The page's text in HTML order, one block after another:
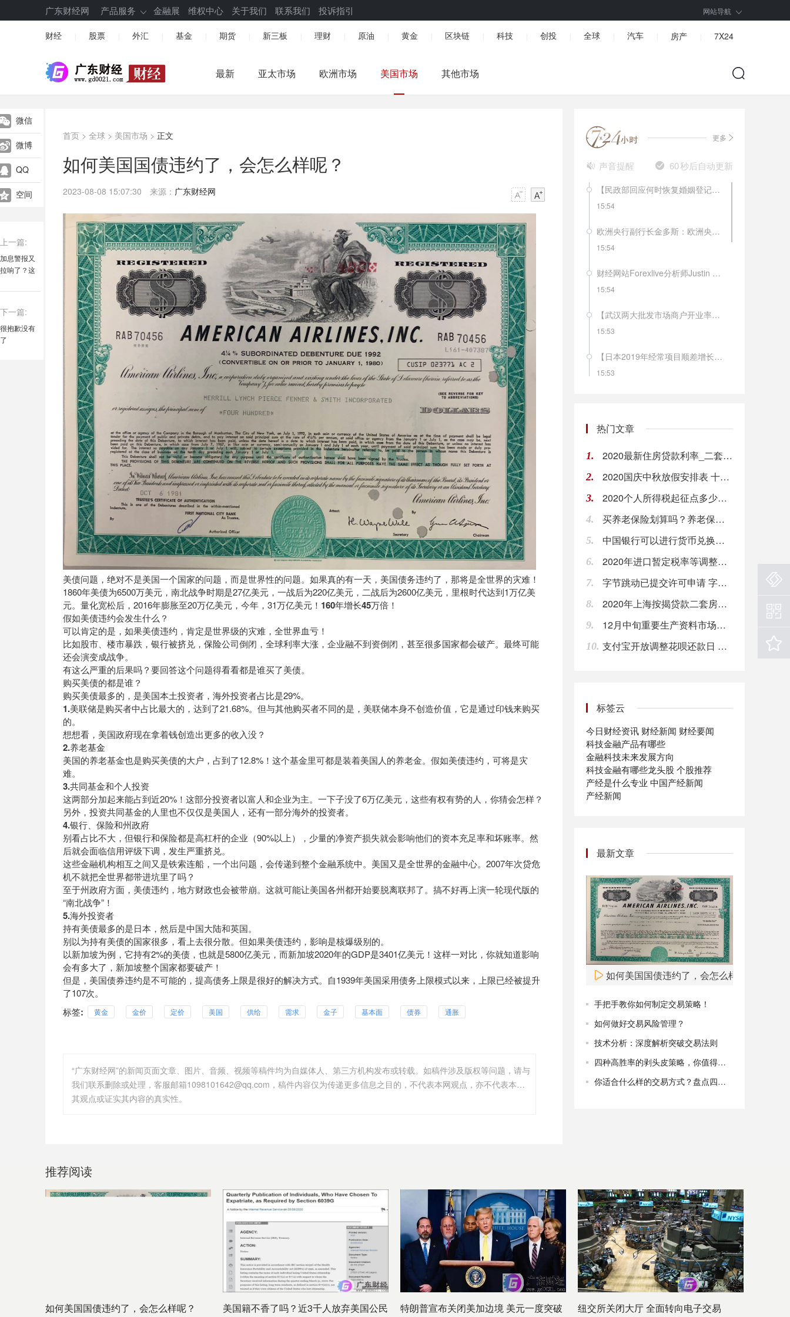
广东财经网 产品服务 金融展 维权中心 关于我们 联系我们 投诉指引 网站导航
财经 股票 外汇 基金 期货 新三板 理财 原油 黄金 区块链 科技 创投 全球 汽车 房产 7X24
最新 亚太市场 欧洲市场 美国市场 其他市场
微信
微博
QQ
空间
上一篇:
加息警报又
拉响了？这
是厄尔尼诺
下一篇:
很抱歉没有
了
首页 > 全球 > 美国市场 > 正文
如何美国国债违约了，会怎么样呢？
2023-08-08 15:07:30 来源： 广东财经网
美债问题，绝对不是美国一个国家的问题，而是世界性的问题。如果真的有一天，美国债务违约了，那将是全世界的灾难！
1860年美债为6500万美元，南北战争时期是27亿美元，一战后为220亿美元，二战后为2600亿美元，里根时代达到1万亿美
元。量化宽松后，2016年膨胀至20万亿美元，今年，31万亿美元！ 160年增长45万倍！
假如美债违约会发生什么？
可以肯定的是，如果美债违约，肯定是世界级的灾难，全世界血亏！
比如股市、楼市暴跌，银行被挤兑， 保险公司倒闭，全球利率大涨，企业融不到资倒闭，甚至很多国家都会破产。最终可能
还会演变成战争。
有这么严重的后果吗？要回答这个问题得看看都是谁买了美债。
购买美债的都是谁？
购买美债最多的，是美国本土投资者，海外投资者占比是29%。
1.美联储是购买者中占比最大的，达到了21.68%。但与其他购买者不同的是，美联储本身不创造价值，它是通过印钱来购买
的。
想想看，美国政府现在拿着钱创造出更多的收入没？
2.养老基金
美国的养老基金也是购买美债的大户，占到了12.8%！这个基金里可都是装着美国人的养老金。假如美债违约，可将是灾
难。
3.共同基金和个人投资
这两部分加起来能占到近20%！这部分投资者以富人和企业为主。一下子没了6万亿美元，这些有权有势的人，你猜会怎样？
另外，投资共同基金的人里也不仅仅是美国人，还有一部分海外的投资者。
4.银行、保险和州政府
别看占比不大，但银行和保险都是高杠杆的企业（90%以上），少量的净资产损失就会影响他们的资本充足率和坏账率。然
后就会面临信用评级下调，发生严重挤兑。
这些金融机构相互之间又是铁索连船，一个出问题，会传递到整个金融系统中。美国又是全世界的金融中心。2007年次贷危
机不就把全世界都带进坑里了吗？
至于州政府方面，美债违约，地方财政也会被带崩。这就可能让美国各州都开始要脱离联邦了。搞不好再上演一轮现代版的
“南北战争”！
5.海外投资者
持有美债最多的是日本，然后是中国大陆和英国。
别以为持有美债的国家很多，看上去很分散。但如果美债违约，影响是核爆级别的。
以新加坡为例，它持有2%的美债，也就是5800亿美元，而新加坡2020年的GDP是3401亿美元！这样一对比，你就知道影响
会有多大了，新加坡整个国家都要破产 ！
但是，美国债券违约是不可能的，提高债务上限是很好的解决方式。自1939年美国采用债务上限模式以来，上限已经被提升
了107次。
标签: 黄金 金价 定价 美国 供给 需求 金子 基本面 债券 通胀
“广东财经网”的新闻页面文章、图片、音频、视频等稿件均为自媒体人、第三方机构发布或转载。如稿件涉及版权等问题，请与
我们联系删除或处理，客服邮箱1098101642@qq.com，稿件内容仅为传递更多信息之目的，不代表本网观点，亦不代表本网站赞同
其观点或证实其内容的真实性。
更多
声音提醒 60秒后自动更新
【民政部回应何时恢复婚姻登记】民政部社会事务司二级巡视员杨宗涛表示，婚姻登记场所是人群聚集场所，部分地区暂停婚姻登记工作是对人民群众安全负责。未停止登记的地方推广用电话、网络、qq群预约登记，控制登记人数，分批分段登记，减少人员聚集和在登记机关停留时间。已停止婚姻登记地方将根据当地疫情控制情况逐渐恢复。
15:54
欧洲央行副行长金多斯：欧洲央行还没有达到逆转利率。宽松政策的副作用更明显了。
15:54
财经网站Forexlive分析师Justin Low评瑞士1月CPI月率：尽管通胀年率保持稳定，但核心通胀率有所下降，这一点令人更加担忧。这只是进一步巩固了瑞士央行维持现有货币政策不变，并可能在未来寻求更多宽松措施的观点。
15:54
【武汉两大批发市场商户开业率超过80%】商务部市场建设司司长朱小良10日称，目前武汉生活必需品供应基本正常，除冷鲜肉、鲜叶菜等少数品种存在结构性短缺外，大部分重要生活物资供应充足，未发生明显抢购或脱销断档情况。当地白沙洲和四季美两大批发市场正常营业，商户开业率超过80%，日交易量上升至3000吨以上。（国是直通车）
15:53
【日本2019年经常项目顺差增长4.4%】日本财务省10日发布的国际收支初步统计报告显示，主要受外国人入境游消费扩大影响，2019年日本经常项目顺差增长4.4%。报告显示，2019年日本经常项目顺差为20.06万亿日元（1美元约合109.8日元）。其中，商品贸易方面，由于液化天然气价格下跌等因素，进口下降5.6%至75.56万亿日元；由于汽车部件及钢铁等产品出口减少，出口下降6.3%至76.12万亿日元。货物贸易顺差减少53.8%，为5536亿日元。（新华社）
15:53
15:52
英镑兑美元GBP/USD短线走低13点，现报1.2890。
15:52
【宁德时代“供电”国产特斯拉 有望拉低售价20%】全国乘联会秘书长崔东树分析认为，“随着特斯拉国产化率提升和产能爬坡，未来特斯拉国产车型的价格下探空间还是很大的。”他预计今年下半年，国产Model 3车型的售价就有望降至25万元，降幅接近20%。（新京报）
15:51
【内蒙古：对不裁员或少裁员企业返还上年度50%失业保险费】据内蒙古新型冠状病毒肺炎疫情防控工作指挥部消息，疫情期间，内蒙古对不裁员或少裁员的企业返还上年度实际缴纳失业保险费的50%，对面临暂时性经营困难的中小企业，返还标准提高到上年度6个月企业及其职工缴纳社会保险费的50%。
15:51
【商务部：2019年服务进出口总额54152.9亿元 同比增长2.8%】商务部新闻发言人表示，2019年，在服务贸易创新发展试点等政策的激励下，我国服务贸易总体保持平稳向上态势，逆差明显下降，结构显著优化，高质量发展成效初步显现。全年服务进出口总额54152.9亿元（人民币，下同），同比增长2.8%。其中，出口总额19564.0亿元，同比增长8.9%；进口总额34588.9亿元，同比减少0.4%。（第一财经）
15:51
【振华股份：疫情导致下游客户开工推迟 产品库存上升】振华化学公告，公司目前生产经营稳定，所有产能均正常开工，原材料采购能基本满足生产需要，由于疫情导致下游客户开工推迟，公司出货量减少，产品库存有所上升。公司将根据客户需求、疫情及市场变化，适度调整生产经营策略，尽可能保持生产经营的稳定。
15:49
精测电子：与京东方集团签订了多份销售合同，合同累计金额达到6.96亿元。
17:12
17:03
热门文章
1. 2020最新住房贷款利率_二套房可以用公积金贷款吗_申请对二套房公积金流程
2. 2020国庆中秋放假安排表 十一出行省钱攻略
3. 2020个人所得税起征点多少？个人所得税如何计算
4. 买养老保险划算吗？养老保险怎么买?
5. 中国银行可以进行货币兑换吗?中国银行外币兑换流程
6. 2020年进口暂定税率等调整方案的通知 7月1日起，取消7项信息技术产品进口暂定税率
7. 字节跳动已提交许可申请 字节跳动是做什么的
8. 2020年上海按揭贷款二套房的利率是多少？
9. 12月中旬重要生产资料市场价格：21种上涨 23种下降
10. 支付宝开放调整花呗还款日 明年1万家机构分期免息
标签云
今日财经资讯 财经新闻 财经要闻
科技金融产品有哪些
金融科技未来发展方向
科技金融有哪些龙头股个股推荐
产经是什么专业 中国产经新闻
产经新闻
最新文章
如何美国国债违约了，会怎么样呢？
手把手教你如何制定交易策略！
如何做好交易风险管理？
技术分析：深度解析突破交易法则
四种高胜率的剥头皮策略，你值得拥有
你适合什么样的交易方式？盘点四种常用的主动交易方式
推荐阅读
如何美国国债违约了，会怎么样呢？ 美国籍不香了吗？近3千人放弃美国公民 特朗普宣布关闭美加边境 美元一度突破 纽交所关闭大厅 全面转向电子交易